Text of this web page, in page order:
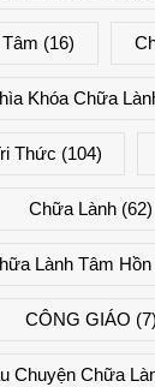
(16)
Khóa Chữa
Thức (104)
Chữa Lành (62)
Lành Tâm Hồn
CÔNG GIÁO (7)
Chuyện Chữa